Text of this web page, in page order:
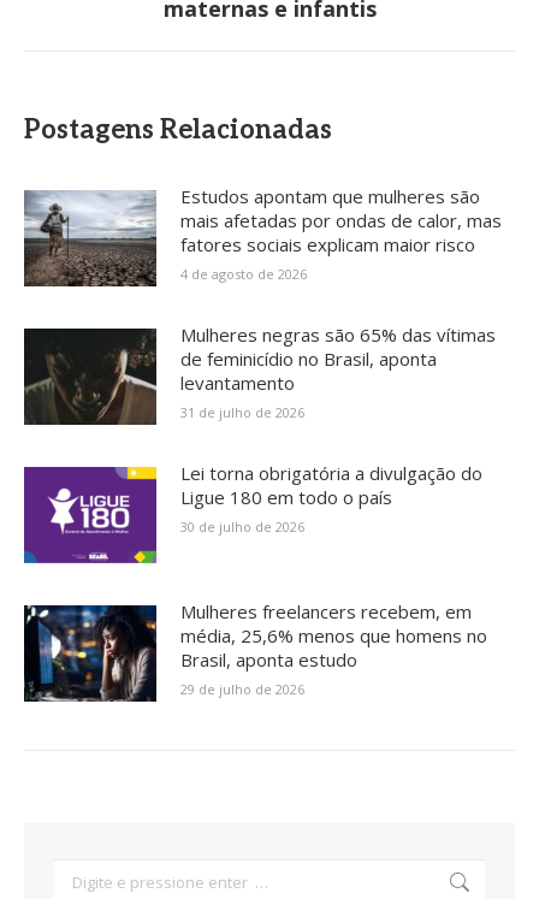
post:
maternas e infantis
Postagens Relacionadas
Estudos apontam que mulheres são
mais afetadas por ondas de calor, mas
fatores sociais explicam maior risco
4 de agosto de 2026
Mulheres negras são 65% das vítimas
de feminicídio no Brasil, aponta
levantamento
31 de julho de 2026
Lei torna obrigatória a divulgação do
Ligue 180 em todo o país
30 de julho de 2026
Mulheres freelancers recebem, em
média, 25,6% menos que homens no
Brasil, aponta estudo
29 de julho de 2026